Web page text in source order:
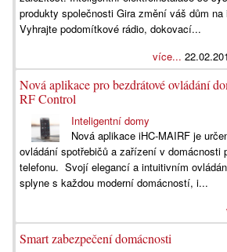
produkty společnosti Gira změní váš dům na
Vyhrajte podomítkové rádio, dokovací...
více...
Nová aplikace pro bezdrátové ovládání
RF Control
Inteligentní domy
Nová aplikace iHC-MAIRF je
ovládání spotřebičů a zařízení v domácnosti
telefonu. Svojí elegancí a intuitivním
splyne s každou moderní domácností, i...
Smart zabezpečení domácnosti